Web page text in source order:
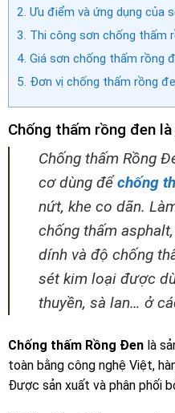
2. Ưu điểm và ứng dụng của
3. Thi công sơn chống thấm
4. Giá sơn chống thấm rồng
5. Đơn vị chống thấm rồng
Chống thấm rồng đen là
Chống thấm Rồng
cơ dùng đểchống
nứt, khe co dãn.
chống thấm
dính và độ chống
sét kim loại được
thuyền, sà lan… ở
Chống thấm Rồng Đen là
toàn bằng công nghệ Việt,
Được sản xuất và phân phối